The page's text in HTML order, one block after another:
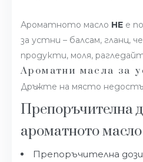
Ароматното масло НЕ е
за устни – балсам, гланц,
продукти, моля,
Ароматни масла за
Дръжте на място
Препоръчителна
ароматното
Препоръчителна